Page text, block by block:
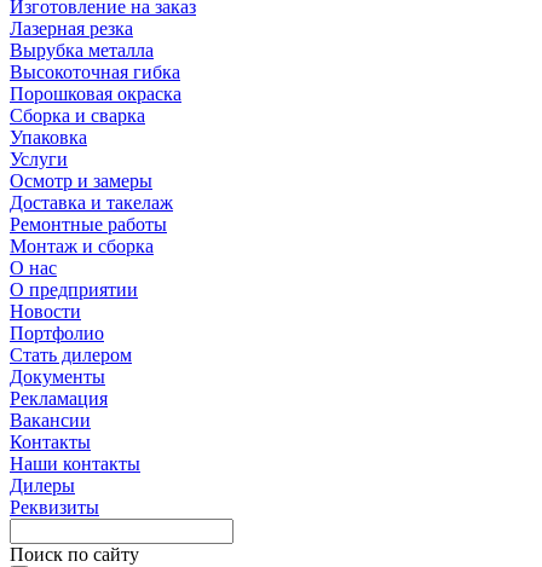
Изготовление на заказ
Лазерная резка
Вырубка металла
Высокоточная гибка
Порошковая окраска
Сборка и сварка
Упаковка
Услуги
Осмотр и замеры
Доставка и такелаж
Ремонтные работы
Монтаж и сборка
О нас
О предприятии
Новости
Портфолио
Стать дилером
Документы
Рекламация
Вакансии
Контакты
Наши контакты
Дилеры
Реквизиты
Поиск по сайту